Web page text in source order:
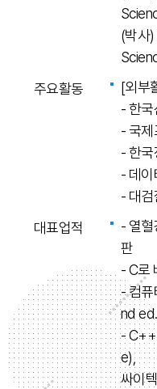
(박사
주요활동
[외부
- 한
- 국
- 한
- 데
- 대검
대표업적
- 열
판
- C로
- 컴
nd
-
e),
싸이